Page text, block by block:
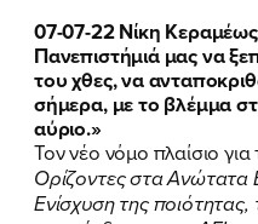
07-07-22 Νίκη
Πανεπιστήμιά μας να
του χθες, να
σήμερα, με το βλέμμα
αύριο.»
Τον νέο νόμο πλαίσιο για
Ορίζοντες στα Ανώτατα
Ενίσχυση της ποιότητας,
Χρήσης
του
Πολιτικού
Νίκης
ΥΠΟΒΟΛΗ
Χρήσης
του
Πολιτικού
Νίκης
ΥΠΟΒΟΛΗ